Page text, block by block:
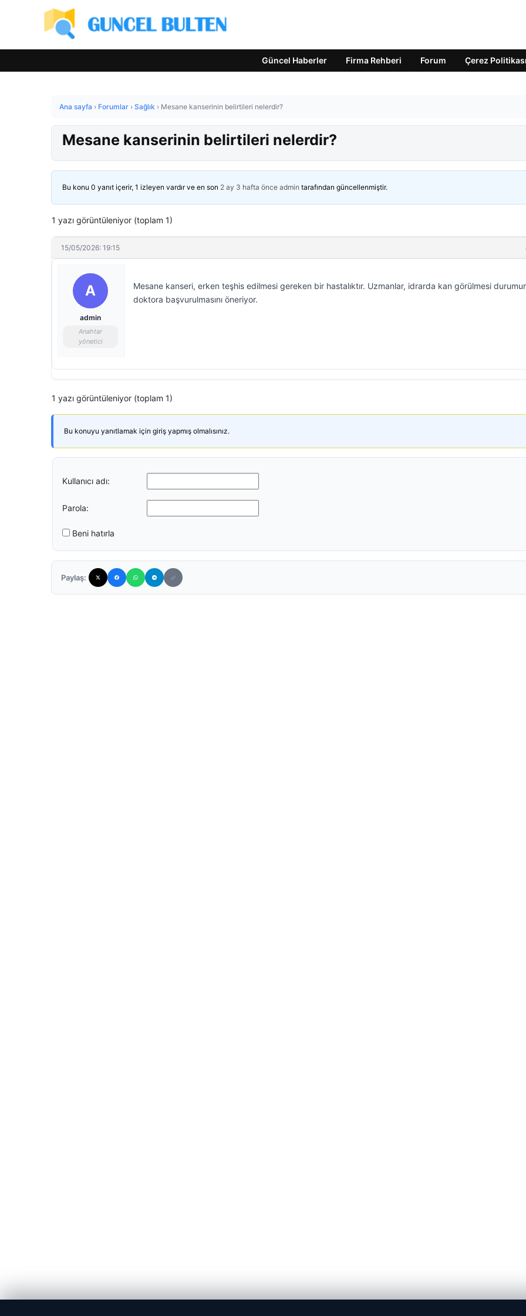
Güncel Haberler Firma Rehberi Forum Çerez Politikası
Ana sayfa › Forumlar › Sağlık › Mesane kanserinin belirtileri nelerdir?
Mesane kanserinin belirtileri nelerdir?
Bu konu 0 yanıt içerir, 1 izleyen vardır ve en son 2 ay 3 hafta önce admin tarafından güncellenmiştir.
1 yazı görüntüleniyor (toplam 1)
15/05/2026: 19:15
A
admin
Anahtar
yönetici
Mesane kanseri, erken teşhis edilmesi gereken bir hastalıktır. Uzmanlar, idrarda kan görülmesi
doktora başvurulmasını öneriyor.
1 yazı görüntüleniyor (toplam 1)
Bu konuyu yanıtlamak için giriş yapmış olmalısınız.
Kullanıcı adı:
Parola:
Beni hatırla
Paylaş: